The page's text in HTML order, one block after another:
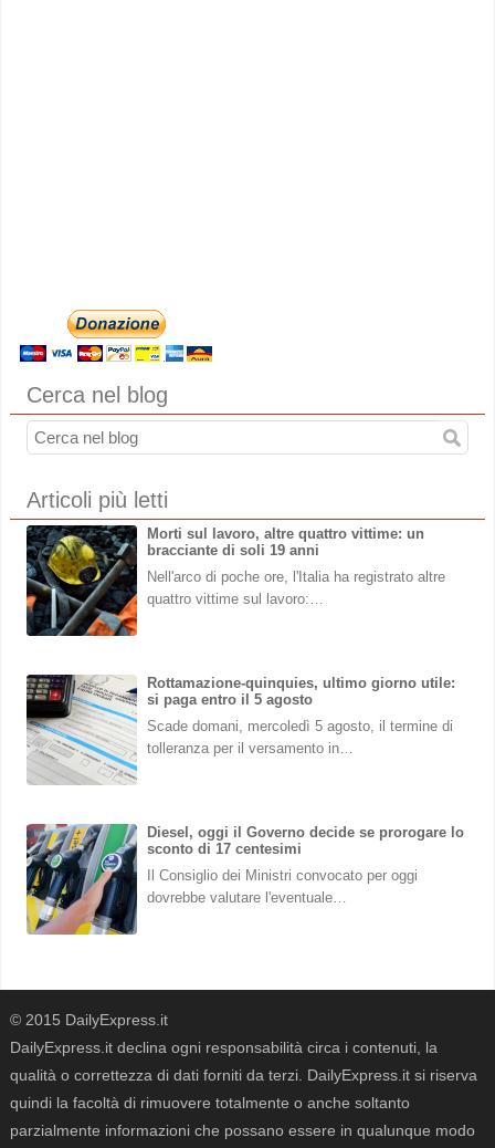
Cerca nel blog
Articoli più letti
Morti sul lavoro, altre quattro vittime: un
bracciante di soli 19 anni
Nell'arco di poche ore, l'Italia ha registrato altre
quattro vittime sul lavoro:…
Rottamazione-quinquies, ultimo giorno utile:
si paga entro il 5 agosto
Scade domani, mercoledì 5 agosto, il termine di
tolleranza per il versamento in…
Diesel, oggi il Governo decide se prorogare lo
sconto di 17 centesimi
Il Consiglio dei Ministri convocato per oggi
dovrebbe valutare l'eventuale…
© 2015 DailyExpress.it
DailyExpress.it declina ogni responsabilità circa i contenuti, la
qualità o correttezza di dati forniti da terzi. DailyExpress.it si riserva
quindi la facoltà di rimuovere totalmente o anche soltanto
parzialmente informazioni che possano essere in qualunque modo